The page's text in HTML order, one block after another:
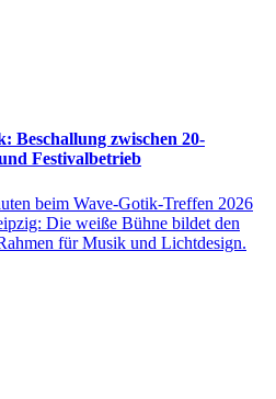
Beschallung zwischen 20-
Festivalbetrieb